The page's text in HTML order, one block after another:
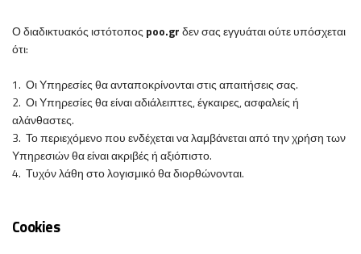
Οδιαδικτυακός ιστότοπος poo.grδεν σας εγγυάται ούτε υπόσχεται
ότι:
1. Οι Υπηρεσίες θα ανταποκρίνονται στις απαιτήσεις σας.
2. Οι Υπηρεσίες θα είναι αδιάλειπτες, έγκαιρες, ασφαλείς ή
αλάνθαστες.
3. Το περιεχόμενο που ενδέχεται να λαμβάνεται από την χρήση των
Υπηρεσιών θα είναι ακριβές ή αξιόπιστο.
4. Τυχόν λάθη στο λογισμικό θα διορθώνονται.
Cookies